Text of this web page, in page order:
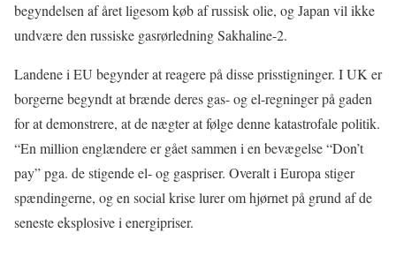
begyndelsen af året ligesom køb af russisk olie, og Japan vil ikke
undvære den russiske gasrørledning Sakhaline-2.
Landene i EU begynder at reagere på disse prisstigninger. I UK er
borgerne begyndt at brænde deres gas- og el-regninger på gaden
for at demonstrere, at de nægter at følge denne katastrofale politik.
“En million englændere er gået sammen i en bevægelse “Don’t
pay” pga. de stigende el- og gaspriser. Overalt i Europa stiger
spændingerne, og en social krise lurer om hjørnet på grund af de
seneste eksplosive i energipriser.